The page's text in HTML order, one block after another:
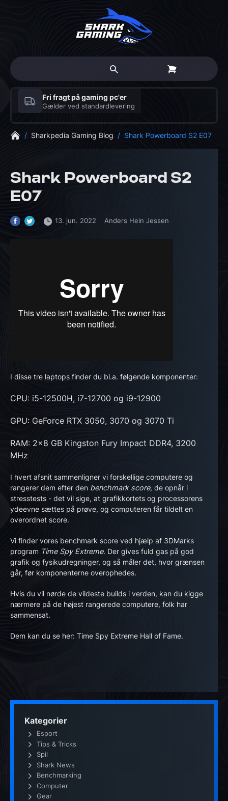
Fri fragt på gaming pc'er
Gælder ved standardlevering
/ Sharkpedia Gaming Blog / Shark Powerboard S2 E07
Shark Powerboard S2
E07
13. jun. 2022 Anders Hein Jessen
I disse tre laptops finder du bl.a. følgende komponenter:
CPU: i5-12500H, i7-12700 og i9-12900
GPU: GeForce RTX 3050, 3070 og 3070 Ti
RAM: 2x8 GB Kingston Fury Impact DDR4, 3200
MHz
I hvert afsnit sammenligner vi forskellige computere og
rangerer dem efter den benchmark score, de opnår i
stresstests - det vil sige, at grafikkortets og processorens
ydeevne sættes på prøve, og computeren får tildelt en
overordnet score.
Vi finder vores benchmark score ved hjælp af 3DMarks
program Time SpyExtreme. Der gives fuld gas på god
grafik og fysikudregninger, og så måler det, hvor grænsen
går, før komponenterne overophedes.
Hvis du vil nørde de vildeste builds i verden, kan du kigge
nærmere på de højest rangerede computere, folk har
sammensat.
Dem kan du se her: Time Spy Extreme Hall of Fame.
Kategorier
Esport
Tips & Tricks
Spil
Shark News
Benchmarking
Computer
Gear